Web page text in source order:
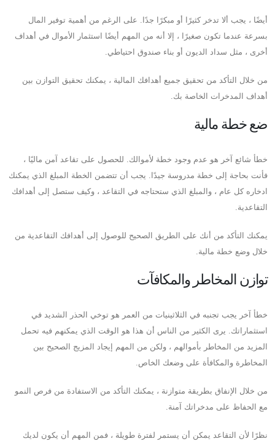
أيضًا ، يجب ألا تدخر كثيرًا أو مبكرًا جدًا. على الرغم من أهمية توفير المال
بسرعة عندما تكون صغيرًا ، إلا أنه من المهم أيضًا استثمار الأموال في أهداف
أخرى ، مثل سداد الديون أو بناء صندوق احتياطي.
من خلال التأكد من تحقيق جميع أهدافك المالية ، يمكنك تحقيق التوازن بين
أهداف المدخرات الخاصة بك.
ضع خطة مالية
خطأ شائع آخر هو عدم وجود خطة لأموالك. للحصول على تقاعد آمن ماليًا ،
فأنت بحاجة إلى خطة مدروسة جيدًا. يجب أن تتضمن الخطة المبلغ الذي يمكنك
ادخاره كل عام ، والمبلغ الذي ستحتاجه في التقاعد ، وكيف ستصل إلى أهدافك
التقاعدية.
يمكنك التأكد من أنك على الطريق الصحيح للوصول إلى أهدافك التقاعدية من
خلال وضع خطة مالية.
توازن المخاطر والمكافآت
خطأ آخر يجب تجنبه في الثلاثينيات من العمر هو توخي الحذر الشديد في
استثماراتك. يرى الكثير من الناس أن هذا هو الوقت الذي يمكنهم فيه تحمل
المزيد من المخاطر بأموالهم ، ولكن من المهم إيجاد المزيج الصحيح بين
المخاطرة والمكافأة على وضعك الخاص.
من خلال الإنفاق بطريقة متوازنة ، يمكنك التأكد من الاستفادة من فرص النمو
مع الحفاظ على مدخراتك آمنة.
نظرًا لأن التقاعد يمكن أن يستمر لفترة طويلة ، فمن المهم أن يكون لديك